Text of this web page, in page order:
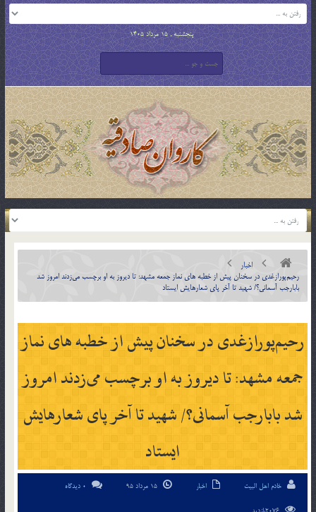
پنجشنبه , 15 مرداد 1405
اخبار
رحیم‌پورازغدی در سخنان پیش از خطبه های نماز جمعه مشهد: تا دیروز به او برچسب می‌زدند امروز شد
بابارجب آسمانی؟/ شهید تا آخر پای شعارهایش ایستاد
رحیم‌پورازغدی در سخنان پیش از خطبه های نماز
جمعه مشهد: تا دیروز به او برچسب می‌زدند امروز
شد بابارجب آسمانی؟/ شهید تا آخر پای شعارهایش
ایستاد
خادم اهل البیت اخبار 0 دیدگاه